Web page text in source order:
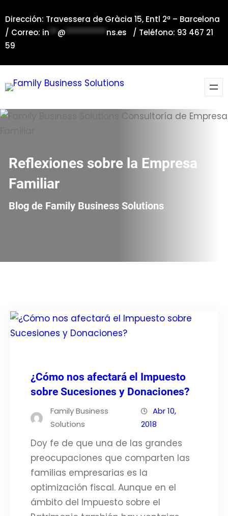
al
contenido
Dirección: Travessera de Gràcia 15, Entl 2ª – Barcelona
/ Correo: in**@**********ns.es / Teléfono: 93 467 21
59
Reflexiones sobre la Empresa
Familiar
Blog de Family Business Solutions
¿Cómo nos afectará el Impuesto
sobre Sucesiones y Donaciones?
Family Business
Solutions
Abr 10,
2018
Doy fe de que una de las grandes
preocupaciones que comparten las
familias empresarias es la
optimización fiscal. Aunque en el
ámbito del Impuesto sobre el